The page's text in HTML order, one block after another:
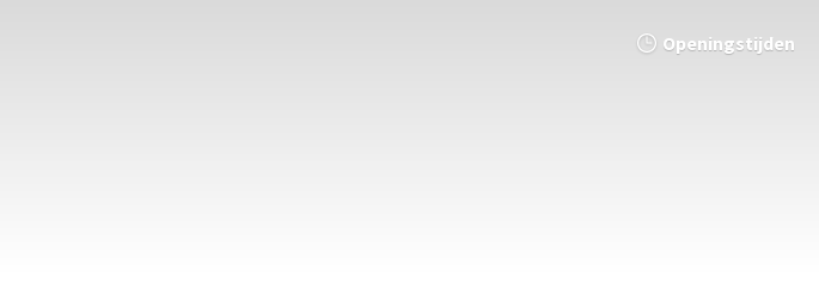
Openingstijden